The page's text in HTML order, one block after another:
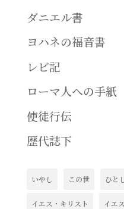
ダニエル書
ヨハネの福音書
レビ記
ローマ人への手紙
使徒行伝
歴代誌下
いやし この世 ひと
イエス・キリスト イエ